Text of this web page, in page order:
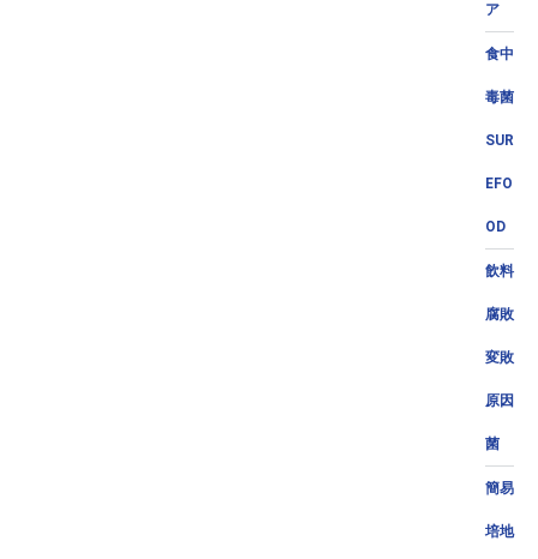
ア
食中
毒菌
SUR
EFO
OD
飲料
腐敗
変敗
原因
菌
簡易
培地